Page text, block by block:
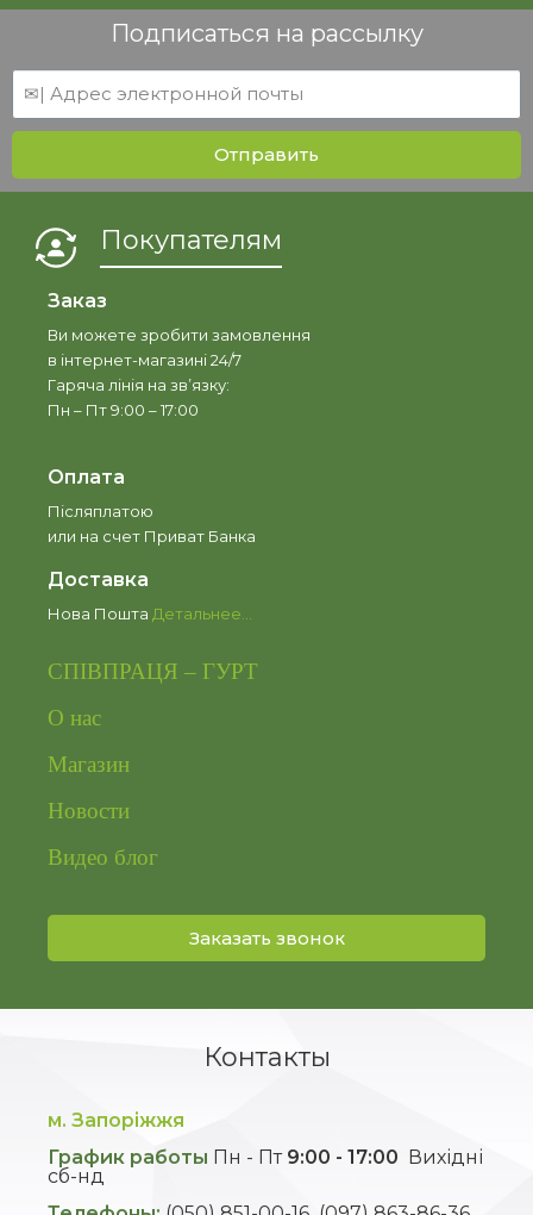
Подписаться на рассылку
Отправить
Покупателям
Заказ
Ви можете зробити замовлення
в інтернет-магазині 24/7
Гаряча лінія на зв’язку:
Пн – Пт 9:00 – 17:00
Оплата
Післяплатою
или на счет Приват Банка
Доставка
Нова Пошта Детальнее...
СПІВПРАЦЯ – ГУРТ
О нас
Магазин
Новости
Видео блог
Заказать звонок
Контакты
м. Запоріжжя
График работы Пн - Пт 9:00 - 17:00 Вихідні
сб-нд